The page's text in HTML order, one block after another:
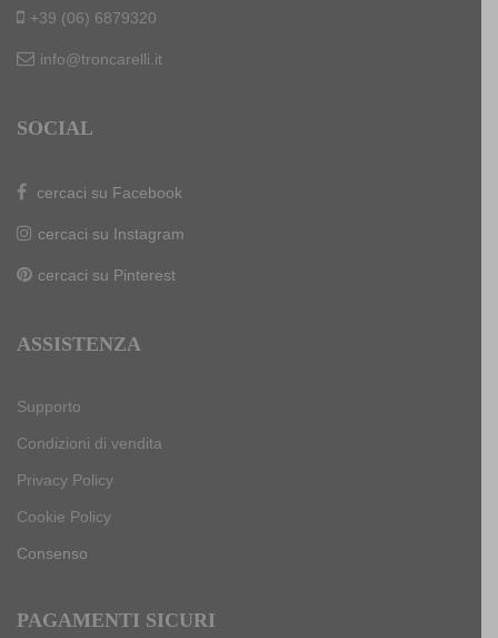
+39 (06) 6879320
info@troncarelli.it
SOCIAL
cercaci su Facebook
cercaci su Instagram
cercaci su Pinterest
ASSISTENZA
Supporto
Condizioni di vendita
Privacy Policy
Cookie Policy
Consenso
PAGAMENTI SICURI